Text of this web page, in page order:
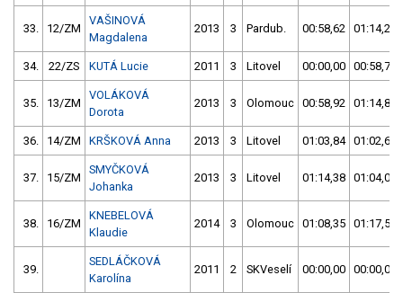
33. 12/ZM
VAŠINOVÁ
Magdalena
2013 3 Pardub. 00:58,62 01:14,20
34. 22/ZS KUTÁ Lucie 2011 3 Litovel 00:00,00 00:58,74
35. 13/ZM
VOLÁKOVÁ
Dorota
2013 3 Olomouc 00:58,92 01:14,84
36. 14/ZM KRŠKOVÁ Anna 2013 3 Litovel 01:03,84 01:02,64
37. 15/ZM
SMYČKOVÁ
Johanka
2013 3 Litovel 01:14,38 01:04,03
38. 16/ZM
KNEBELOVÁ
Klaudie
2014 3 Olomouc 01:08,35 01:17,56
39.
SEDLÁČKOVÁ
Karolína
2011 2 SKVeselí 00:00,00 00:00,00